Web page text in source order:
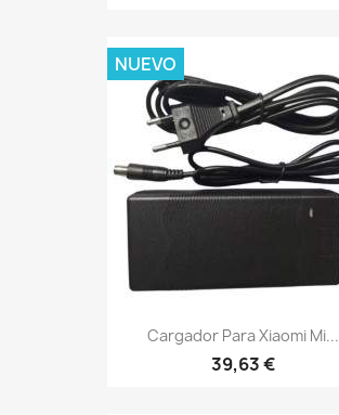
Cargador Para Xiaomi Mi...
39,63 €
NUEVO